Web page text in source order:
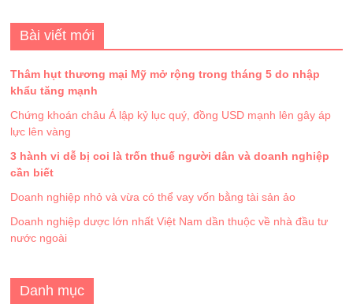
Bài viết mới
Thâm hụt thương mại Mỹ mở rộng trong tháng 5 do nhập
khẩu tăng mạnh
Chứng khoán châu Á lập kỷ lục quý, đồng USD mạnh lên gây áp
lực lên vàng
3 hành vi dễ bị coi là trốn thuế người dân và doanh nghiệp
cần biết
Doanh nghiệp nhỏ và vừa có thể vay vốn bằng tài sản ảo
Doanh nghiệp dược lớn nhất Việt Nam dần thuộc về nhà đầu tư
nước ngoài
Danh mục